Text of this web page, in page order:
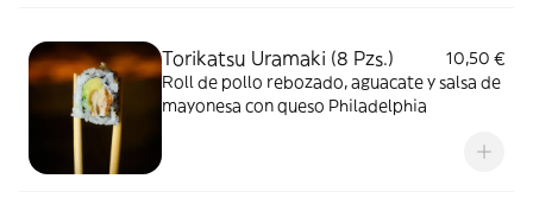
Torikatsu Uramaki (8 Pzs.)
10,50 €
Roll de pollo rebozado, aguacate y salsa de
mayonesa con queso Philadelphia